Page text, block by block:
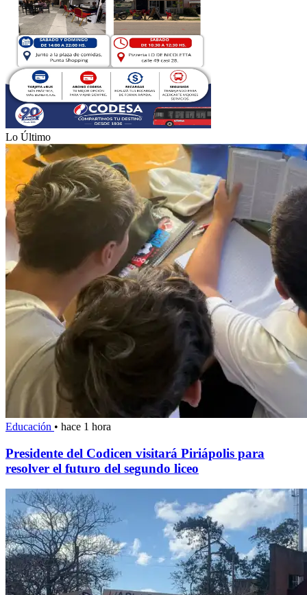
Lo Último
Educación • hace 1 hora
Presidente del Codicen visitará Piriápolis para
resolver el futuro del segundo liceo